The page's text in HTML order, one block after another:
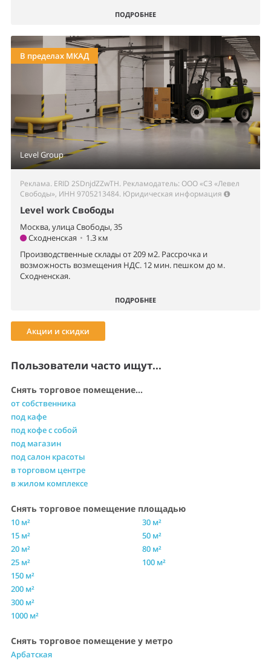
ПОДРОБНЕЕ
Level Group
В пределах МКАД
Реклама. ERID 2SDnjdZZwTH. Рекламодатель: ООО «СЗ «Левел
Свободы», ИНН 9705213484. Юридическая информация
Level work Свободы
Москва, улица Свободы, 35
Сходненская • 1.3 км
Производственные склады от 209 м2. Рассрочка и
возможность возмещения НДС. 12 мин. пешком до м.
Сходненская.
ПОДРОБНЕЕ
Акции и скидки
Пользователи часто ищут...
Снять торговое помещение...
от собственника
под кафе
под кофе с собой
под магазин
под салон красоты
в торговом центре
в жилом комплексе
Снять торговое помещение площадью
10 м²
15 м²
20 м²
25 м²
30 м²
50 м²
80 м²
100 м²
150 м²
200 м²
300 м²
1000 м²
Снять торговое помещение у метро
Арбатская